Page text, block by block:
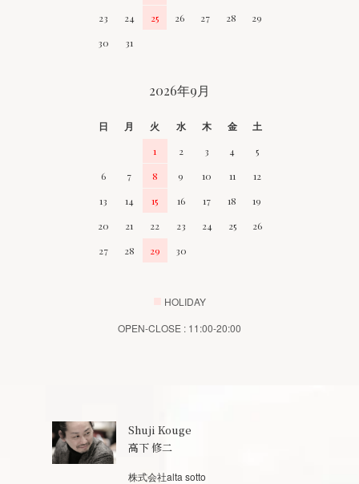
23
24 25 26 27 28
29
30
31
2026年9月
日 月 火 水 木 金
土
1
2 3 4
5
6
7 8 9 10 11
12
13
14 15 16 17 18
19
20
21 22 23 24 25
26
27
28 29 30
HOLIDAY
OPEN-CLOSE : 11:00-20:00
Shuji Kouge
高下 修二
株式会社alta sotto